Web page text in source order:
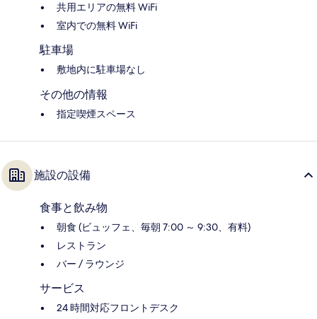
共用エリアの無料 WiFi
室内での無料 WiFi
駐車場
敷地内に駐車場なし
その他の情報
指定喫煙スペース
施設の設備
食事と飲み物
朝食 (ビュッフェ、毎朝 7:00 ～ 9:30、有料)
レストラン
バー / ラウンジ
サービス
24 時間対応フロントデスク